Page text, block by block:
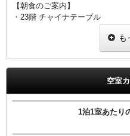
【朝食のご案内】
・23階 チャイナテーブル
「定食スタイル
☆Wi-Fi 及び有線LAN環境完備
☆有料VOD（ビデオ・オン・デ
☆館内にコンビニあり
☆シングル11㎡のお部屋のベット
も
空室
1泊1室あたり